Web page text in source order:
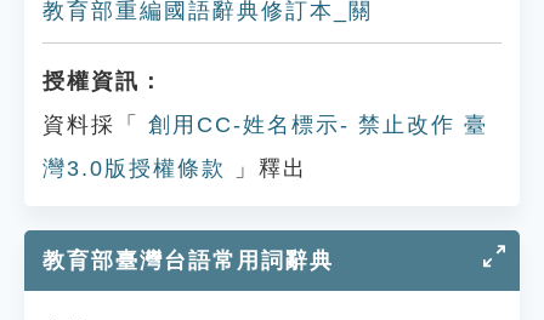
教育部重編國語辭典修訂本_關
授權資訊：
資料採「
創用CC-姓名標示- 禁止改作 臺
灣3.0版授權條款
」釋出
教育部臺灣台語常用詞辭典